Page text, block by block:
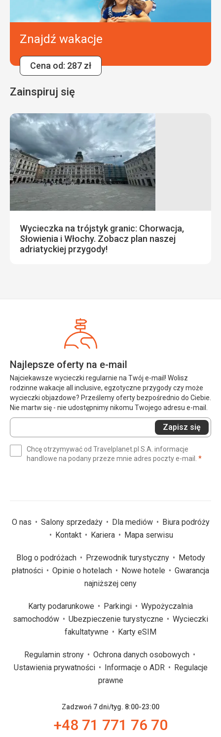
Znajdź wakacje
Cena od: 287 zł
Zainspiruj się
Wycieczka na trójstyk granic: Chorwacja,
Słowienia i Włochy. Zobacz plan naszej
adriatyckiej przygody!
Najlepsze oferty na e-mail
Najciekawsze wycieczki regularnie na Twój e-mail! Wolisz
rodzinne wakacje all inclusive, egzotyczne przygody czy może
wycieczki objazdowe? Prześlemy oferty bezpośrednio do Ciebie.
Nie martw się - nie udostępnimy nikomu Twojego adresu e-mail.
Wprowadź
swój
(wymagane)
Zapisz się
Chcę otrzymywać od Travelplanet.pl S.A. informacje
handlowe na podany przeze mnie adres poczty e-mail. *
O nas Salony sprzedaży Dla mediów
Biura podróży
Kontakt
Kariera Mapa serwisu
Blog o podróżach Przewodnik turystyczny
Metody
płatności
Opinie o hotelach Nowe hotele
Gwarancja
najniższej ceny
Karty podarunkowe Parkingi
Wypożyczalnia
samochodów
Ubezpieczenie turystyczne
Wycieczki
fakultatywne
Karty eSIM
Regulamin strony
Ochrona danych osobowych
Ustawienia prywatności
Informacje o ADR
Regulacje
prawne
Zadzwoń 7 dni/tyg. 8:00-23:00
+48 71 771 76 70